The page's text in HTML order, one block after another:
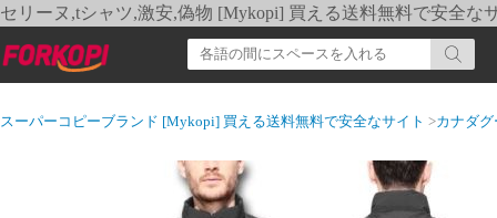
セリーヌ,tシャツ,激安,偽物 [Mykopi] 買える送料無料で安全な
スーパーコピーブランド [Mykopi] 買える送料無料で安全なサイト >カナダ